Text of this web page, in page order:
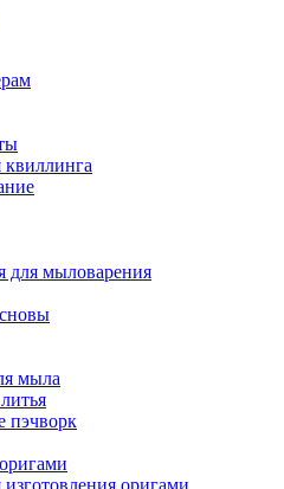
для мыловарения
мыла
пэчворк
оригами